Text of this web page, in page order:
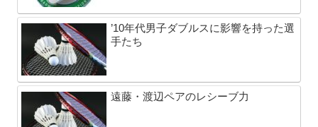
’10年代男子ダブルスに影響を持った選
手たち
遠藤・渡辺ペアのレシーブ力